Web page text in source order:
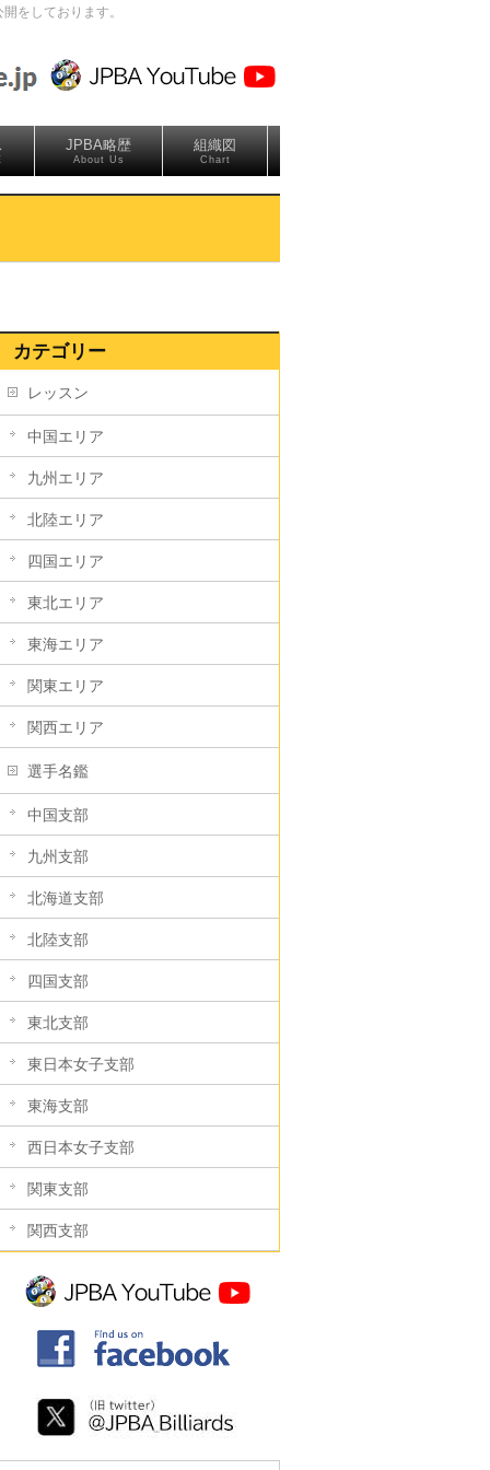
をしております。
JPBA略歴
About Us
組織図
Chart
カテゴリー
レッスン
中国エリア
九州エリア
北陸エリア
四国エリア
東北エリア
東海エリア
関東エリア
関西エリア
選手名鑑
中国支部
九州支部
北海道支部
北陸支部
四国支部
東北支部
東日本女子支部
東海支部
西日本女子支部
関東支部
関西支部